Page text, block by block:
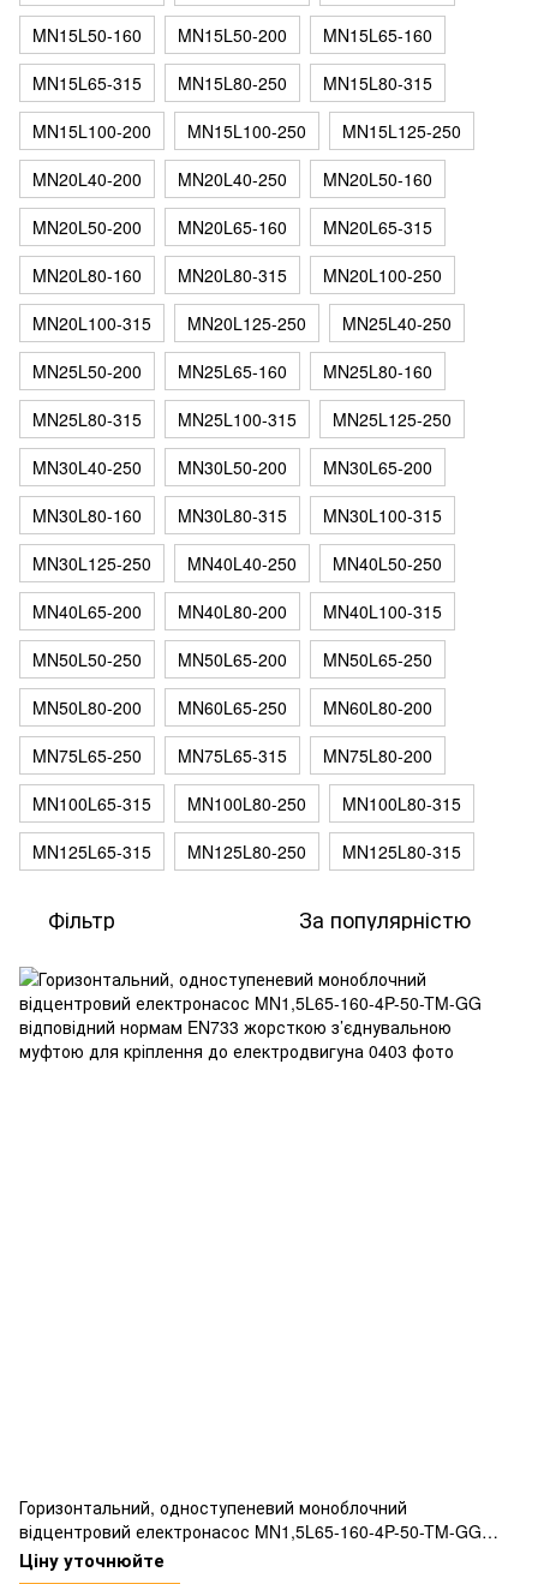
MN15L50-160
MN15L50-200
MN15L65-160
MN15L65-315
MN15L80-250
MN15L80-315
MN15L100-200
MN15L100-250
MN15L125-250
MN20L40-200
MN20L40-250
MN20L50-160
MN20L50-200
MN20L65-160
MN20L65-315
MN20L80-160
MN20L80-315
MN20L100-250
MN20L100-315
MN20L125-250
MN25L40-250
MN25L50-200
MN25L65-160
MN25L80-160
MN25L80-315
MN25L100-315
MN25L125-250
MN30L40-250
MN30L50-200
MN30L65-200
MN30L80-160
MN30L80-315
MN30L100-315
MN30L125-250
MN40L40-250
MN40L50-250
MN40L65-200
MN40L80-200
MN40L100-315
MN50L50-250
MN50L65-200
MN50L65-250
MN50L80-200
MN60L65-250
MN60L80-200
MN75L65-250
MN75L65-315
MN75L80-200
MN100L65-315
MN100L80-250
MN100L80-315
MN125L65-315
MN125L80-250 MN125L80-315
Фільтр За популярністю
Горизонтальний, одноступеневий моноблочний
відцентровий електронасос MN1,5L65-160-4P-50-TM-GG
відповідний нормам EN733 жорсткою з’єднувальною
муфтою для кріплення до електродвигуна
Ціну уточнюйте